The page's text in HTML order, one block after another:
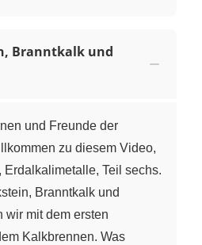
Branntkalk und
und Freunde der
zu diesem Video,
Teil sechs.
Branntkalk und
wir mit dem ersten
Kalkbrennen. Was